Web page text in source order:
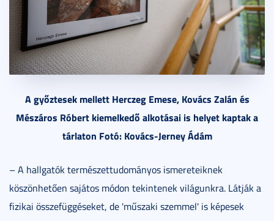
A győztesek mellett Herczeg Emese, Kovács Zalán és
Mészáros Róbert kiemelkedő alkotásai is helyet kaptak a
tárlaton Fotó: Kovács-Jerney Ádám
– A hallgatók természettudományos ismereteiknek
köszönhetően sajátos módon tekintenek világunkra. Látják a
fizikai összefüggéseket, de 'műszaki szemmel' is képesek